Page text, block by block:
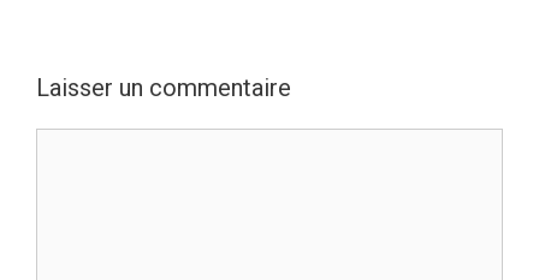
Laisser un commentaire